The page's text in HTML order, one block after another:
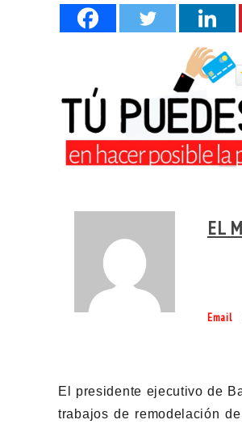
EL
Email
El presidente ejecutivo de
trabajos de remodelación